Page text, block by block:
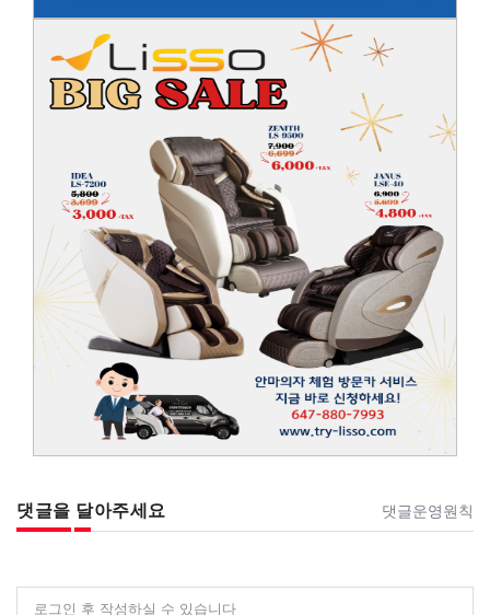
댓글을 달아주세요 댓글운영원칙
로그인 후 작성하실 수 있습니다